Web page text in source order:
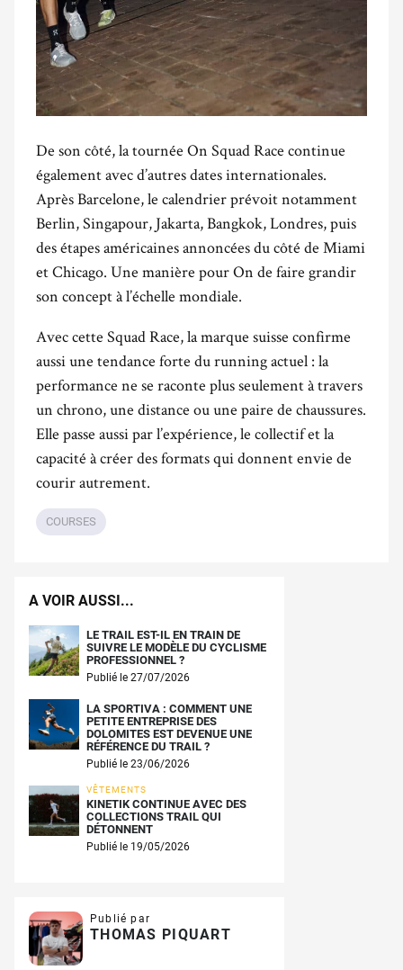
De son côté, la tournée On Squad Race continue
également avec d’autres dates internationales.
Après Barcelone, le calendrier prévoit notamment
Berlin, Singapour, Jakarta, Bangkok, Londres, puis
des étapes américaines annoncées du côté de Miami
et Chicago. Une manière pour On de faire grandir
son concept à l’échelle mondiale.
Avec cette Squad Race, la marque suisse confirme
aussi une tendance forte du running actuel : la
performance ne se raconte plus seulement à travers
un chrono, une distance ou une paire de chaussures.
Elle passe aussi par l’expérience, le collectif et la
capacité à créer des formats qui donnent envie de
courir autrement.
COURSES
A VOIR AUSSI...
LE TRAIL EST-IL EN TRAIN DE
SUIVRE LE MODÈLE DU CYCLISME
PROFESSIONNEL ?
Publié le 27/07/2026
LA SPORTIVA : COMMENT UNE
PETITE ENTREPRISE DES
DOLOMITES EST DEVENUE UNE
RÉFÉRENCE DU TRAIL ?
Publié le 23/06/2026
VÊTEMENTS
KINETIK CONTINUE AVEC DES
COLLECTIONS TRAIL QUI
DÉTONNENT
Publié le 19/05/2026
Publié par
THOMAS PIQUART